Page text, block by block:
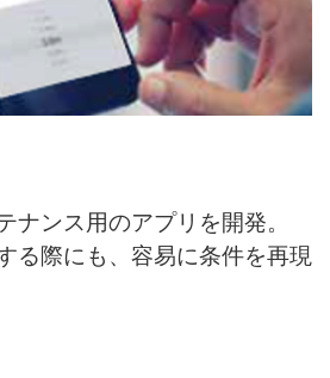
ナンス用のアプリを開発。
る際にも、容易に条件を再現